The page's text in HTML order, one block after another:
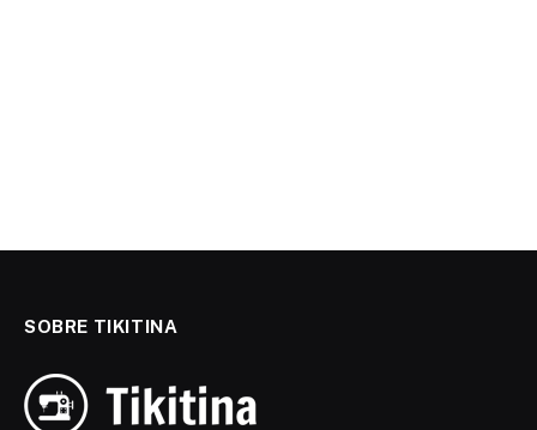
SOBRE TIKITINA